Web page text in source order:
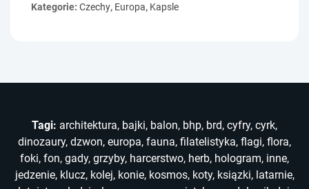
Kategorie: Czechy, Europa, Kapsle
Tagi: architektura, bajki, balon, bhp, brd, cyfry, cyrk,
dinozaury, dzwon, europa, fauna, filatelistyka, flagi, flora,
foki, fon, gady, grzyby, harcerstwo, herb, hologram, inne,
jedzenie, klucz, kolej, konie, kosmos, koty, ksiązki, latarnie,